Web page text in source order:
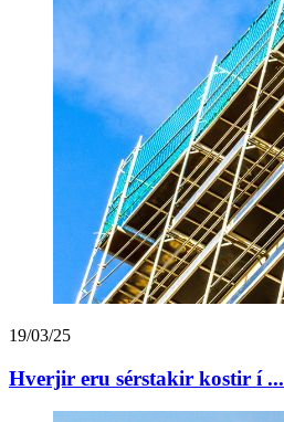
19/03/25
Hverjir eru sérstakir kostir í ...